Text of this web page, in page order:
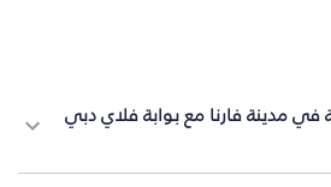
في مدينة فارنا مع بوابة فلاي دبي